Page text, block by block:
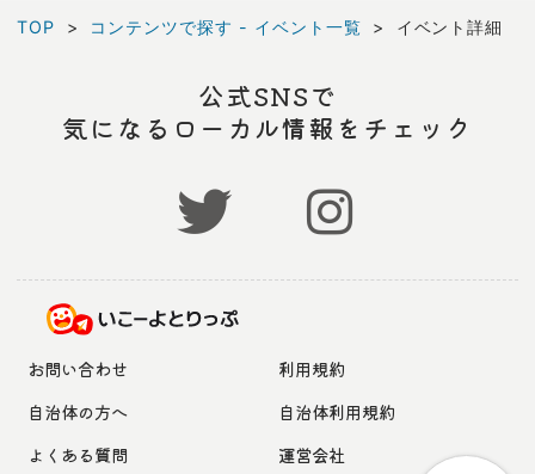
TOP コンテンツで探す - イベント一覧 イベント詳細
公式SNSで
気になるローカル情報をチェック
お問い合わせ
利用規約
自治体の方へ
自治体利用規約
よくある質問
運営会社